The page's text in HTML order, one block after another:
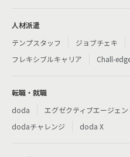
人材派遣
テンプスタッフ
ジョブチェキ
フレキシブルキャリア
Chall-
転職・就職
doda
エグゼクティブエージェン
dodaチャレンジ
doda X